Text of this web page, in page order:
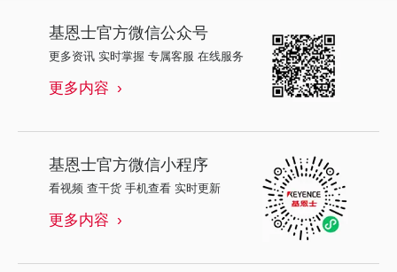
基恩士官方微信公众号
更多资讯 实时掌握 专属客服 在线服务
更多内容
基恩士官方微信小程序
看视频 查干货 手机查看 实时更新
更多内容